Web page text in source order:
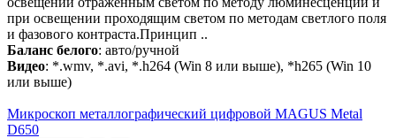
при освещении проходящим светом по методам светлого поля
и фазового контраста.Принцип ..
Баланс белого: авто/ручной
Видео: *.wmv, *.avi, *.h264 (Win 8 или выше), *h265 (Win 10
или выше)
Микроскоп металлографический цифровой MAGUS Metal
D650